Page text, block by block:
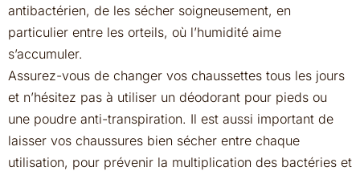
antibactérien, de les sécher soigneusement, en
particulier entre les orteils, où l’humidité aime
s’accumuler.
Assurez-vous de changer vos chaussettes tous les jours
et n’hésitez pas à utiliser un déodorant pour pieds ou
une poudre anti-transpiration. Il est aussi important de
laisser vos chaussures bien sécher entre chaque
utilisation, pour prévenir la multiplication des bactéries et